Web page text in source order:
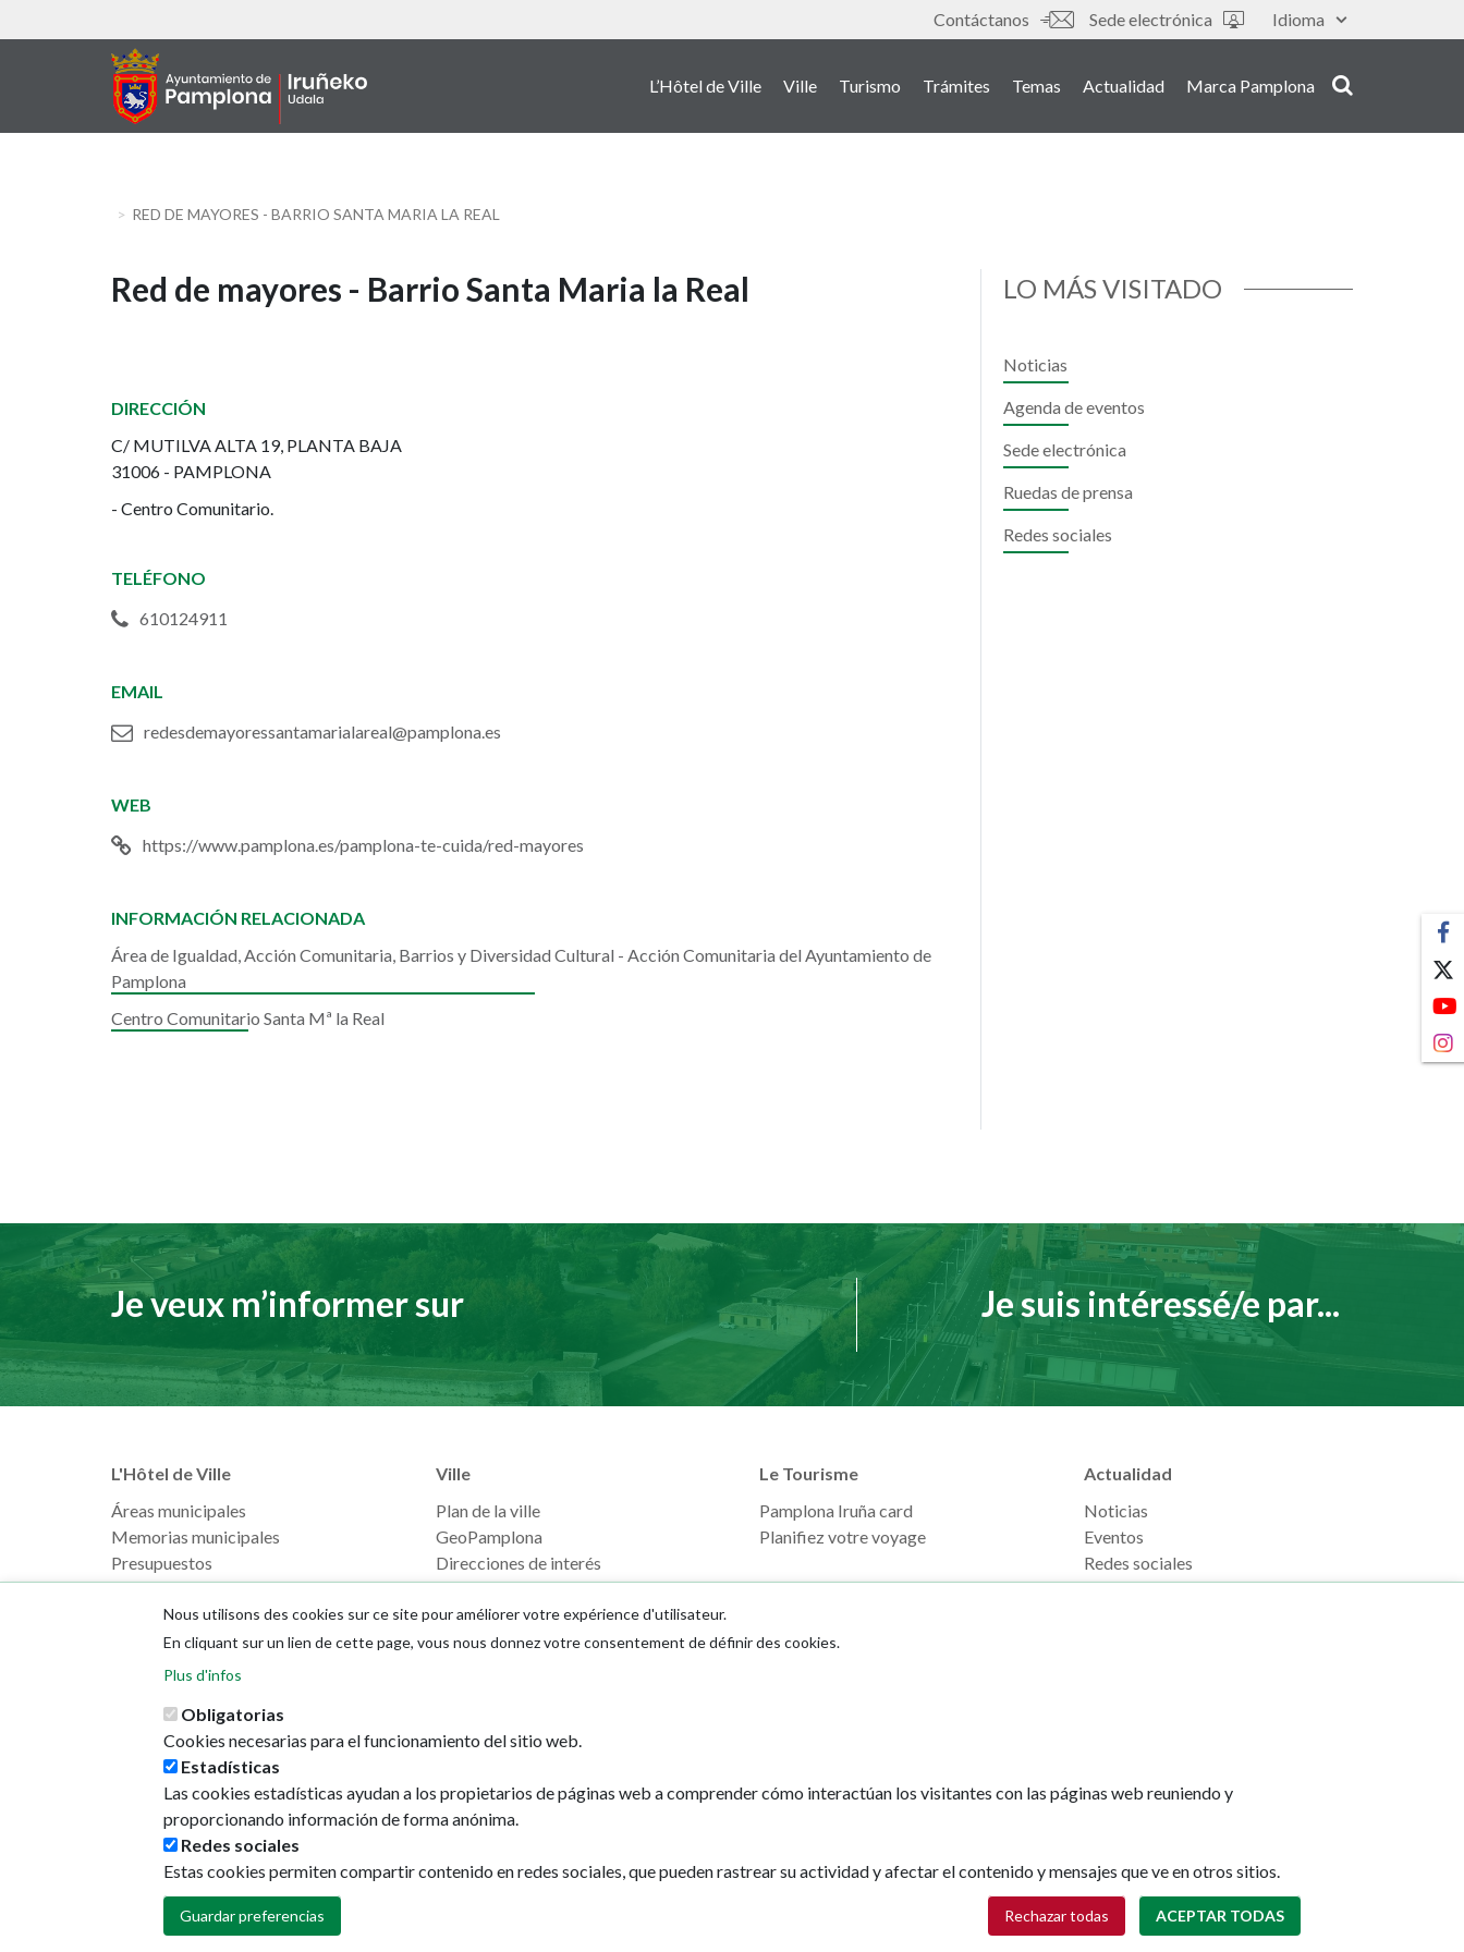
au
Idioma
Outils
Contáctanos Sede electrónica
L’Hôtel de Ville Ville Turismo Trámites Temas Actualidad Marca Pamplona
RED DE MAYORES - BARRIO SANTA MARIA LA REAL
Red
-
Barrio
Santa
Maria
la
Red de mayores - Barrio Santa Maria la Real
DIRECCIÓN
C/ MUTILVA ALTA 19, PLANTA BAJA
31006 - PAMPLONA
- Centro Comunitario.
TELÉFONO
610124911
EMAIL
redesdemayoressantamarialareal@pamplona.es
WEB
https://www.pamplona.es/pamplona-te-cuida/red-mayores
INFORMACIÓN RELACIONADA
Área de Igualdad, Acción Comunitaria, Barrios y Diversidad Cultural - Acción Comunitaria del Ayuntamiento de
Pamplona
Centro Comunitario Santa Mª la Real
LO MÁS VISITADO
Noticias
Agenda de eventos
Sede electrónica
Ruedas de prensa
Redes sociales
Je veux m’informer sur Je suis intéressé/e par...
L'Hôtel de Ville
Áreas municipales
Memorias municipales
Presupuestos
Monsieur le Maire
Ville
Plan de la ville
GeoPamplona
Direcciones de interés
Le Tourisme
Pamplona Iruña card
Planifiez votre voyage
Actualidad
Noticias
Eventos
Redes sociales
Ruedas de prensa
Ayuntamiento de Pamplona
948 420 100
pamplona@pamplona.es
Footer
Aviso legal
Accesibilidad
Mapa web
Nous utilisons des cookies sur ce site pour améliorer votre expérience d'utilisateur.
En cliquant sur un lien de cette page, vous nous donnez votre consentement de définir des cookies.
Plus d'infos
Obligatorias
Cookies necesarias para el funcionamiento del sitio web.
Estadísticas
Las cookies estadísticas ayudan a los propietarios de páginas web a comprender cómo interactúan los visitantes con las páginas web reuniendo y
proporcionando información de forma anónima.
Redes sociales
Estas cookies permiten compartir contenido en redes sociales, que pueden rastrear su actividad y afectar el contenido y mensajes que ve en otros sitios.
Guardar preferencias Rechazar todas ACEPTAR TODAS
Retirar consentimiento